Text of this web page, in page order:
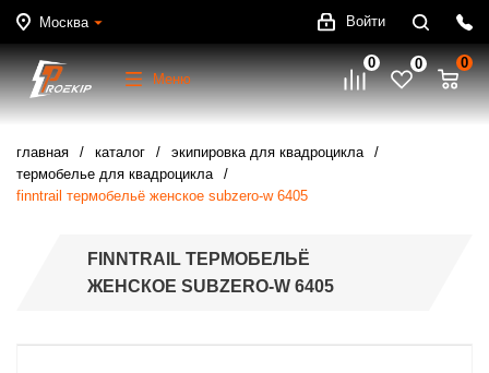
Москва Войти
Меню
0 0 0
главная каталог
экипировка для квадроцикла
термобелье для квадроцикла
finntrail термобельё женское subzero-w 6405
FINNTRAIL ТЕРМОБЕЛЬЁ
ЖЕНСКОЕ SUBZERO-W 6405